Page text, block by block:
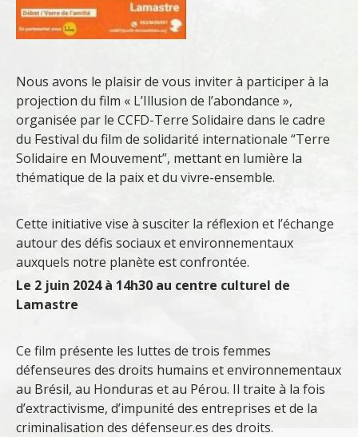
Nous avons le plaisir de vous inviter à participer à la
projection du film « L’Illusion de l’abondance »,
organisée par le CCFD-Terre Solidaire dans le cadre
du Festival du film de solidarité internationale “Terre
Solidaire en Mouvement”, mettant en lumière la
thématique de la paix et du vivre-ensemble.
Cette initiative vise à susciter la réflexion et l’échange
autour des défis sociaux et environnementaux
auxquels notre planète est confrontée.
Le 2 juin 2024 à 14h30 au centre culturel de
Lamastre
Ce film présente les luttes de trois femmes
défenseures des droits humains et environnementaux
au Brésil, au Honduras et au Pérou. Il traite à la fois
d’extractivisme, d’impunité des entreprises et de la
criminalisation des défenseur.es des droits.